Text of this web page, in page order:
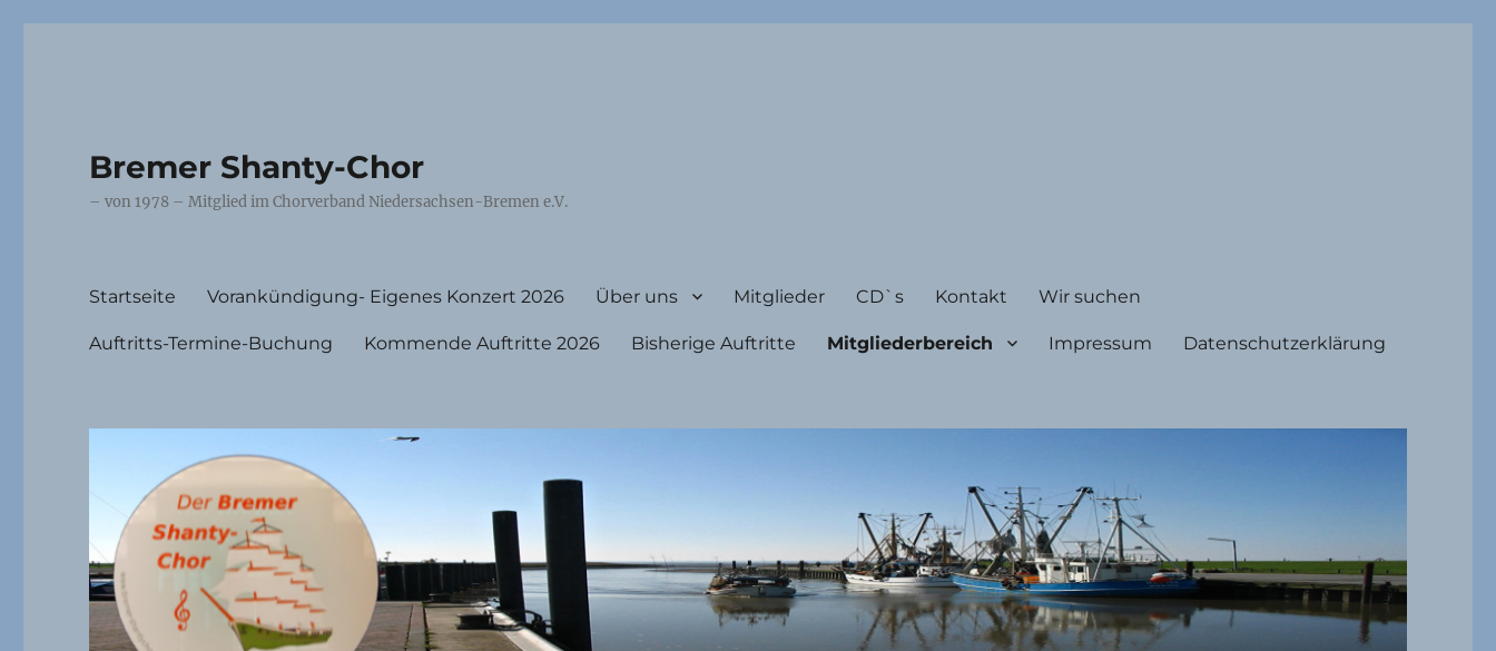
Bremer Shanty-Chor
– von 1978 – Mitglied im Chorverband Niedersachsen-Bremen e.V.
Startseite Vorankündigung- Eigenes Konzert 2026 Über uns Mitglieder CD`s Kontakt Wir suchen
Auftritts-Termine-Buchung Kommende Auftritte 2026 Bisherige Auftritte Mitgliederbereich Impressum Datenschutzerklärung